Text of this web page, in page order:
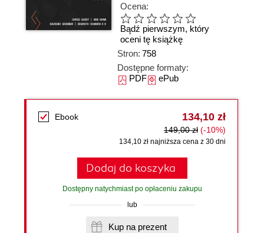
Ocena:
Bądź pierwszym, który
oceni tę książkę
Stron: 758
Dostępne formaty:
PDFePub
Ebook 134,10 zł
149,00 zł (-10%)
134,10 zł najniższa cena z 30 dni
Dodaj do koszyka
Dostępny natychmiast po opłaceniu zakupu
lub
Kup na prezent